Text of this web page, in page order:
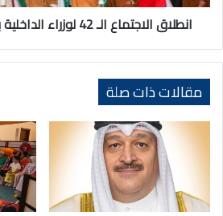
التعاون
انطلاق الاجتماع الـ 42 لوزراء الداخلية بدول مجلس التعاون
مقالات ذات صلة